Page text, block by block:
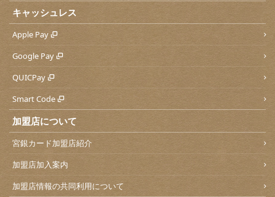
キャッシュレス
Apple Pay
Google Pay
QUICPay
Smart Code
加盟店について
宮銀カード加盟店紹介
加盟店加入案内
加盟店情報の共同利用について